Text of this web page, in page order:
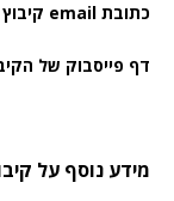
כתובת email קיבוץ גת קיבוץ
דף פייסבוק של
מידע נוסף על